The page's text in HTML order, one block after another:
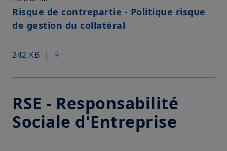
Risque de contrepartie - Politique risque
de gestion du collatéral
242 KB |
RSE - Responsabilité
Sociale d'Entreprise